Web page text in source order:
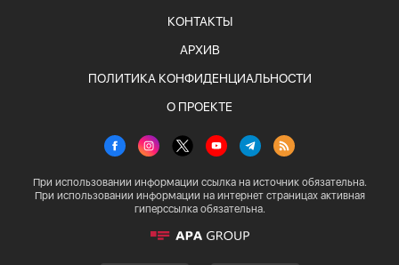
КОНТАКТЫ
АРХИВ
ПОЛИТИКА КОНФИДЕНЦИАЛЬНОСТИ
О ПРОЕКТЕ
При использовании информации ссылка на источник обязательна.
При использовании информации на интернет страницах активная
гиперссылка обязательна.